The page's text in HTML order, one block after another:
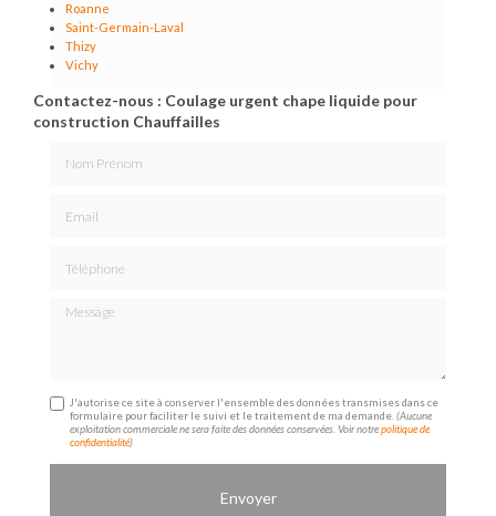
Roanne
Saint-Germain-Laval
Thizy
Vichy
Contactez-nous : Coulage urgent chape liquide pour
construction Chauffailles
Message
J'autorise ce site à conserver l'ensemble des données transmises dans ce
formulaire pour faciliter le suivi et le traitement de ma demande.(Aucune
exploitation commerciale ne sera faite des données conservées. Voir notrepolitique de
confidentialité)